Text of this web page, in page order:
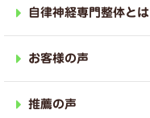
自律神経専門整体とは
お客様の声
推薦の声